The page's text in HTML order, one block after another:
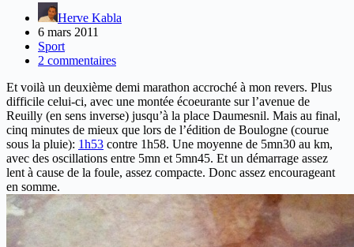
Herve Kabla
6 mars 2011
Sport
2 commentaires
Et voilà un deuxième demi marathon accroché à mon revers. Plus
difficile celui-ci, avec une montée écoeurante sur l’avenue de
Reuilly (en sens inverse) jusqu’à la place Daumesnil. Mais au final,
cinq minutes de mieux que lors de l’édition de Boulogne (courue
sous la pluie): 1h53 contre 1h58. Une moyenne de 5mn30 au km,
avec des oscillations entre 5mn et 5mn45. Et un démarrage assez
lent à cause de la foule, assez compacte. Donc assez encourageant
en somme.